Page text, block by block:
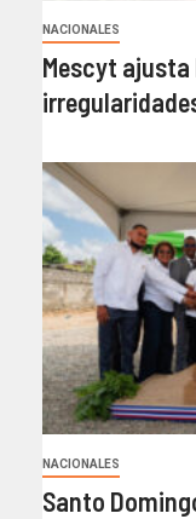
NACIONALES
Mescyt ajusta
NACIONALES
Santo